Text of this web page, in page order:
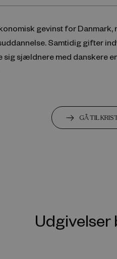
gevinst for Danmark,
Samtidig gifter
sig sjældnere med danskere
GÅ TIL